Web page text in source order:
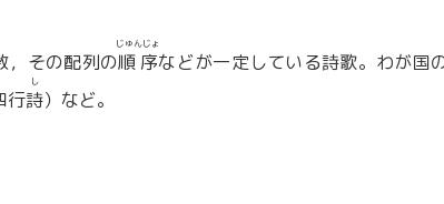
，その配列の順序
じゅんじょ
などが一定している詩歌。わが国
行詩
し
）など。